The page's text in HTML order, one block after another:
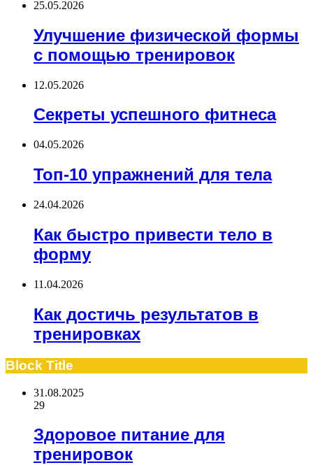
25.05.2026
Улучшение физической формы
с помощью тренировок
12.05.2026
Секреты успешного фитнеса
04.05.2026
Топ-10 упражнений для тела
24.04.2026
Как быстро привести тело в
форму
11.04.2026
Как достичь результатов в
тренировках
Block Title
31.08.2025
29
Здоровое питание для
тренировок